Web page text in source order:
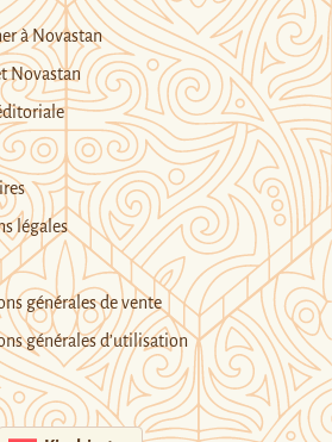
à Novastan
Novastan
légales
générales de vente
générales d’utilisation